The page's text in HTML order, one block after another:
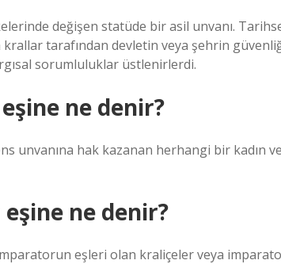
değişen statüde bir asil unvanı.
tarafından devletin veya şehrin
sorumluluklar üstlenirlerdi.
ne denir?
unvanına hak kazanan herhangi bir kadın
ne denir?
eşleri olan kraliçeler veya